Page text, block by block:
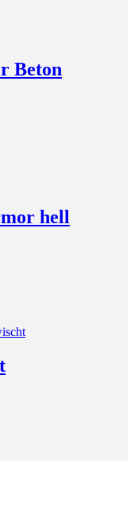
Beton
hell